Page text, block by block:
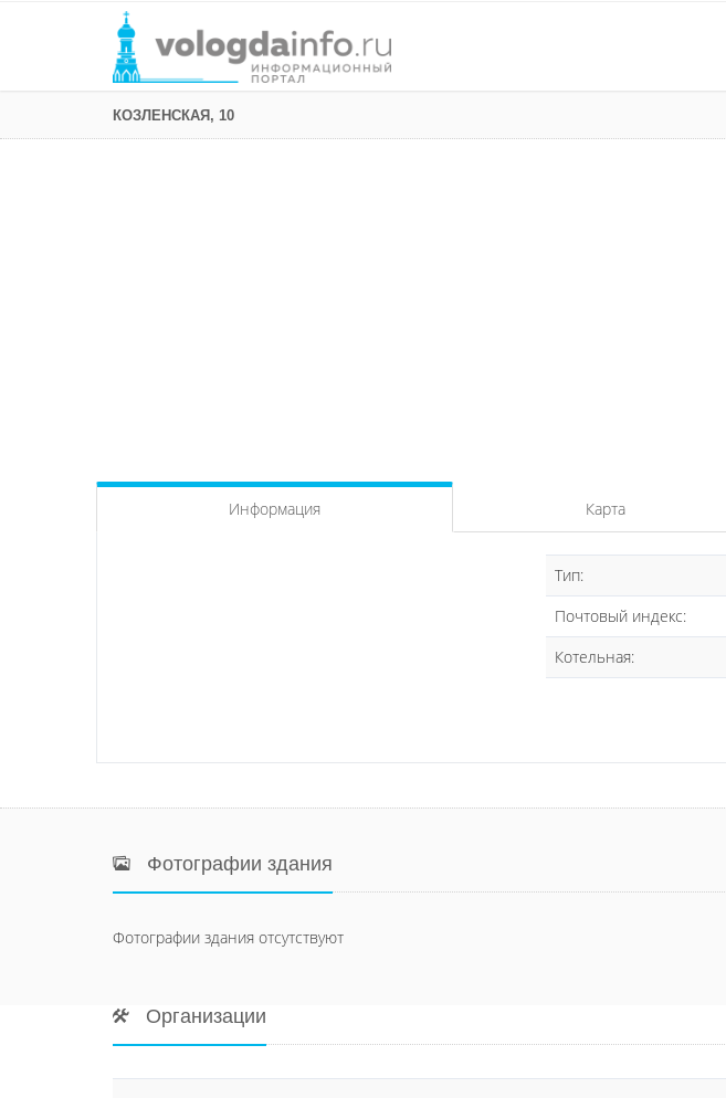
КОЗЛЕНСКАЯ, 10
Информация Карта
Тип:
Почтовый индекс:
Котельная:
Фотографии здания
Фотографии здания отсутствуют
Организации